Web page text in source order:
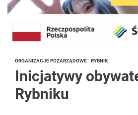
ORGANIZACJE POZARZĄDOWE RYBNIK
Inicjatywy
Rybniku